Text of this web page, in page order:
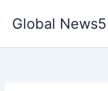
Global News5